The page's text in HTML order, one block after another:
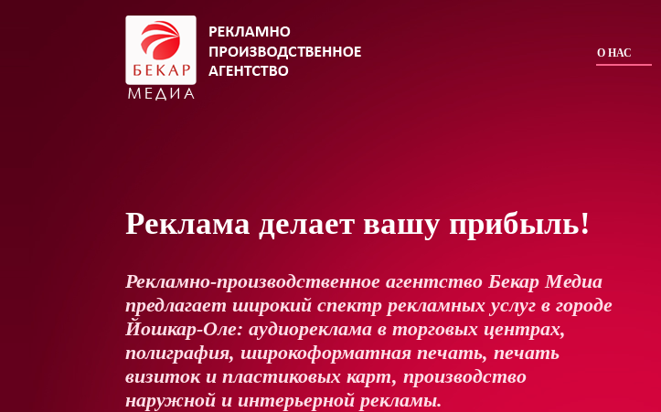
О НАС
Реклама делает вашу прибыль!
Рекламно-производственное агентство Бекар Медиа
предлагает широкий спектр рекламных услуг в городе
Йошкар-Оле: аудиореклама в торговых центрах,
полиграфия, широкоформатная печать, печать
визиток и пластиковых карт, производство
наружной и интерьерной рекламы.